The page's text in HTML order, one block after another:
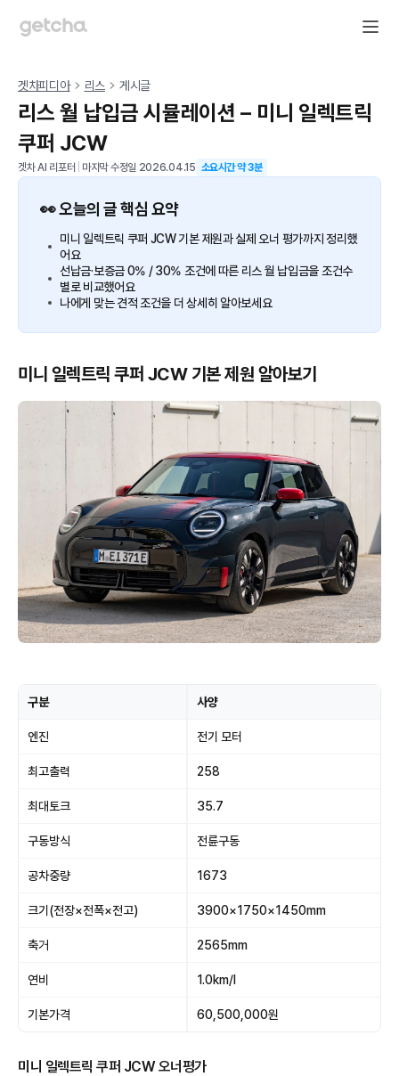
겟차피디아 리스 게시글
리스 월 납입금 시뮬레이션 – 미니 일렉트릭
쿠퍼 JCW
겟차 AI 리포터 마지막 수정일 2026.04.15 소요시간 약3분
👀 오늘의 글 핵심 요약
미니 일렉트릭 쿠퍼 JCW 기본 제원과 실제 오너 평가까지 정리했
어요
선납금·보증금 0% / 30% 조건에 따른 리스 월 납입금을 조건수
별로 비교했어요
나에게 맞는 견적 조건을 더 상세히 알아보세요
미니 일렉트릭 쿠퍼 JCW 기본 제원 알아보기
구분 사양
엔진 전기 모터
최고출력 258
최대토크 35.7
구동방식 전륜구동
공차중량 1673
크기(전장×전폭×전고) 3900×1750×1450mm
축거 2565mm
연비 1.0km/l
기본가격 60,500,000원
미니 일렉트릭 쿠퍼 JCW 오너평가